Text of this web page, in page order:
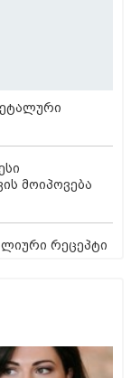
მოიპოვება
რეცეპტი